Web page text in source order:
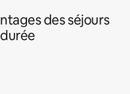
des séjours